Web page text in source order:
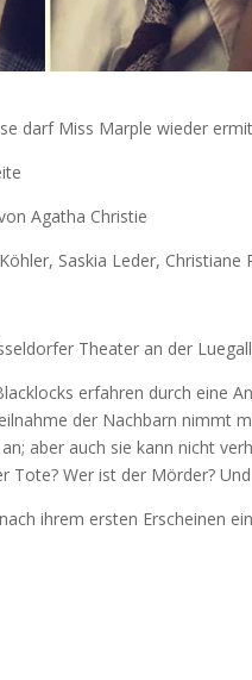
darf Miss Marple wieder
Agatha Christie
Saskia Leder, Christiane
Theater an der
erfahren durch eine
der Nachbarn nimmt
aber auch sie kann nicht
Tote? Wer ist der Mörder?
ihrem ersten Erscheinen